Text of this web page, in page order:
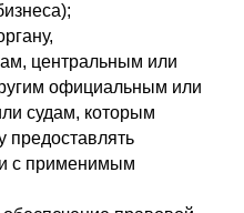
центральным или
официальным или
судам, которым
предоставлять
с применимым